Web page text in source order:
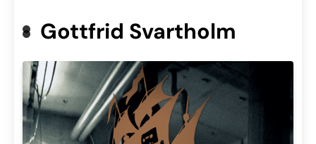
Gottfrid Svartholm